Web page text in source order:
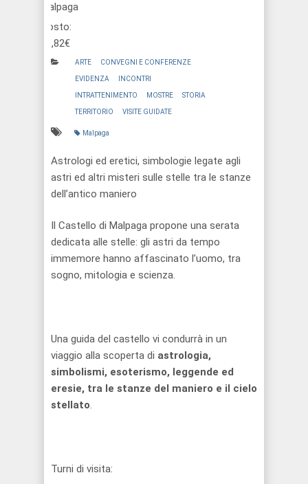
Malpaga
Costo:
16,82€
ARTE CONVEGNI E CONFERENZE
EVIDENZA INCONTRI
INTRATTENIMENTO MOSTRE STORIA
TERRITORIO VISITE GUIDATE
Malpaga
Astrologi ed eretici, simbologie legate agli
astri ed altri misteri sulle stelle tra le stanze
dell’antico maniero
Il Castello di Malpaga propone una serata
dedicata alle stelle: gli astri da tempo
immemore hanno affascinato l’uomo, tra
sogno, mitologia e scienza.
Una guida del castello vi condurrà in un
viaggio alla scoperta di astrologia,
simbolismi, esoterismo, leggende ed
eresie, tra le stanze del maniero e il cielo
stellato.
Turni di visita: